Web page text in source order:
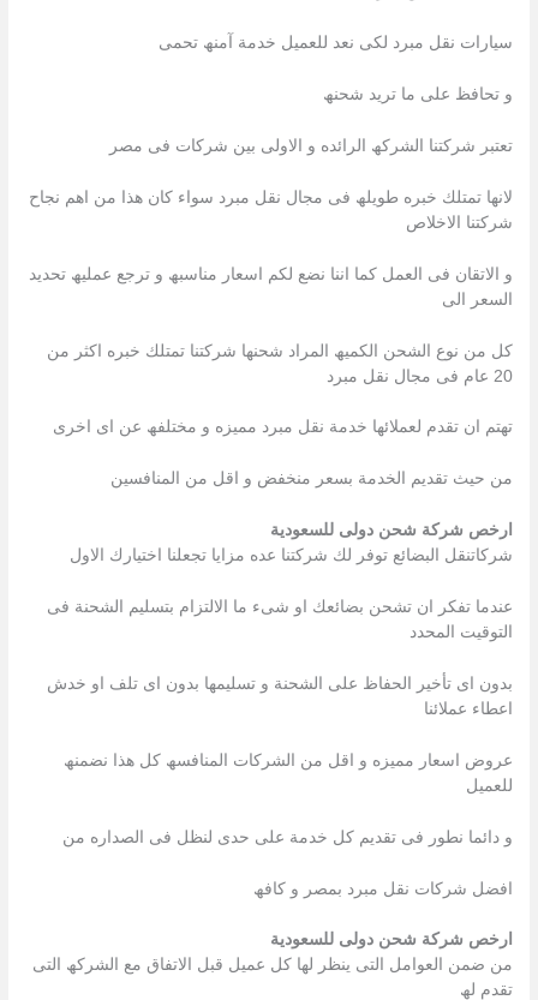
سیارات نقل مبرد لكى نعد للعمیل خدمة آمنھ تحمى
و تحافظ على ما ترید شحنھ
تعتبر شركتنا الشركھ الرائده و الاولى بین شركات فى مصر
لانھا تمتلك خبره طویلھ فى مجال نقل مبرد سواء كان ھذا من اھم نجاح
شركتنا الاخلاص
و الاتقان فى العمل كما اننا نضع لكم اسعار مناسبھ و ترجع عملیھ تحدید
السعر الى
كل من نوع الشحن الكمیھ المراد شحنھا شركتنا تمتلك خبره اكثر من
20 عام فى مجال نقل مبرد
تھتم ان تقدم لعملائھا خدمة نقل مبرد ممیزه و مختلفھ عن اى اخرى
من حیث تقدیم الخدمة بسعر منخفض و اقل من المنافسین
ارخص شركة شحن دولى للسعودية
شركاتنقل البضائع توفر لك شركتنا عده مزایا تجعلنا اختیارك الاول
عندما تفكر ان تشحن بضائعك او شىء ما الالتزام بتسلیم الشحنة فى
التوقیت المحدد
بدون اى تأخیر الحفاظ على الشحنة و تسلیمھا بدون اى تلف او خدش
اعطاء عملائنا
عروض اسعار ممیزه و اقل من الشركات المنافسھ كل ھذا نضمنھ
للعمیل
و دائما نطور فى تقدیم كل خدمة على حدى لنظل فى الصداره من
افضل شركات نقل مبرد بمصر و كافھ
ارخص شركة شحن دولى للسعودية
من ضمن العوامل التى ینظر لھا كل عمیل قبل الاتفاق مع الشركھ التى
تقدم لھ